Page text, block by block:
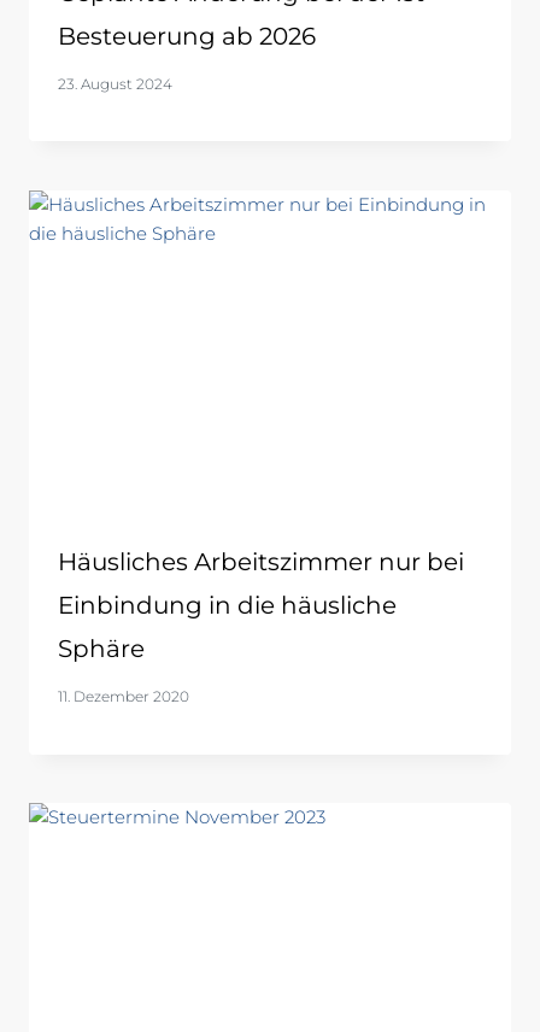
Besteuerung ab 2026
23. August 2024
Häusliches Arbeitszimmer nur bei
Einbindung in die häusliche
Sphäre
11. Dezember 2020